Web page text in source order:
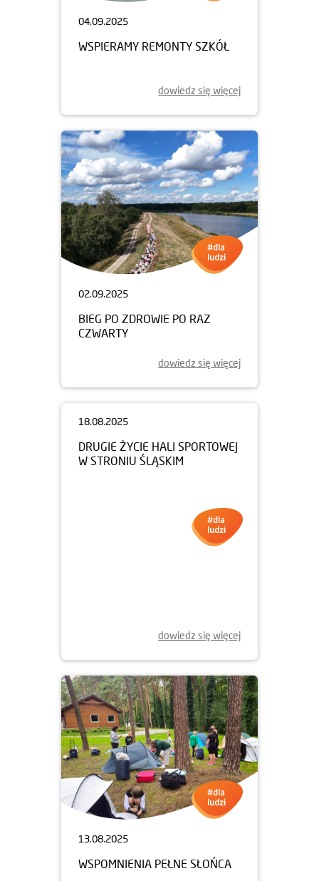
04.09.2025
WSPIERAMY REMONTY SZKÓŁ
dowiedz się więcej
02.09.2025
BIEG PO ZDROWIE PO RAZ
CZWARTY
dowiedz się więcej
dowiedz się więcej
13.08.2025
WSPOMNIENIA PEŁNE SŁOŃCA